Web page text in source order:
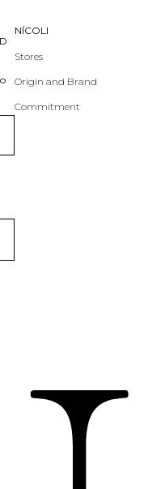
NÍCOLI
Stores
Origin and Brand
Commitment